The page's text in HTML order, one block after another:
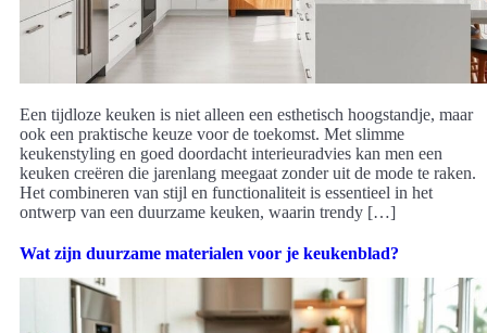
Een tijdloze keuken is niet alleen een esthetisch hoogstandje, maar
ook een praktische keuze voor de toekomst. Met slimme
keukenstyling en goed doordacht interieuradvies kan men een
keuken creëren die jarenlang meegaat zonder uit de mode te raken.
Het combineren van stijl en functionaliteit is essentieel in het
ontwerp van een duurzame keuken, waarin trendy […]
Wat zijn duurzame materialen voor je keukenblad?